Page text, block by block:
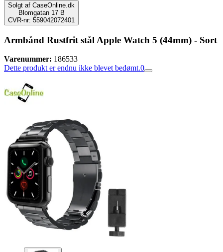
Solgt af CaseOnline.dk
Blomgatan 17 B
CVR-nr: 559042072401
Armbånd Rustfrit stål Apple Watch 5 (44mm) - Sort
Varenummer: 186533
Dette produkt er endnu ikke blevet bedømt.0